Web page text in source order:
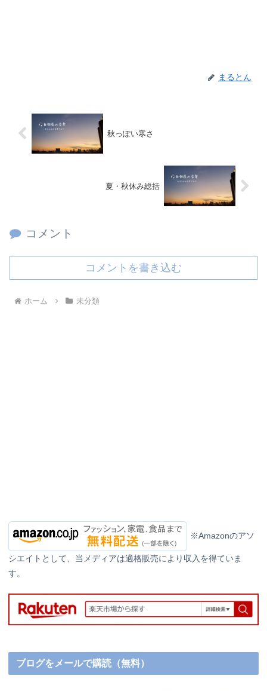
まるとん
秋っぽい寒さ
夏・秋休み総括
コメント
コメントを書き込む
ホーム 未分類
※Amazonのアソ
シエイトとして、当メディアは適格販売により収入を得ていま
す。
ブログをメールで購読（無料）